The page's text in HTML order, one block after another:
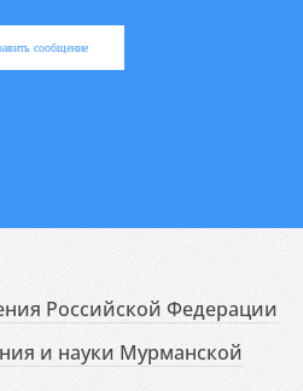
сообщение
Российской Федерации
и науки Мурманской